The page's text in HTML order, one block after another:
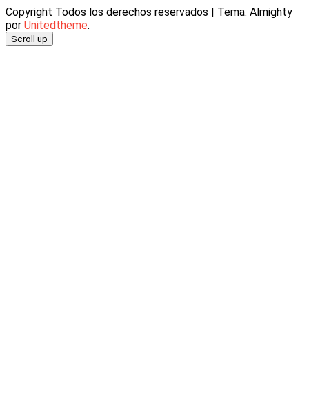
Copyright Todos los derechos reservados | Tema: Almighty
por Unitedtheme.
Scroll up